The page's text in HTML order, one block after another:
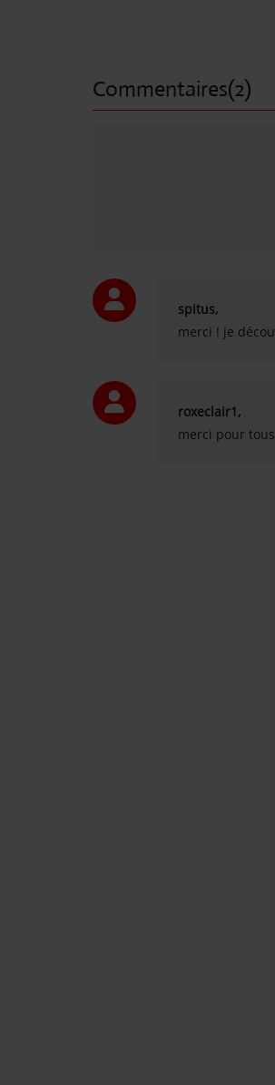
UNE WEBRADIO DANS VOTRE ÉCOLE
Commentaires(2)
spitus,
merci ! je
roxeclair1,
merci pour tous
Retrouvez